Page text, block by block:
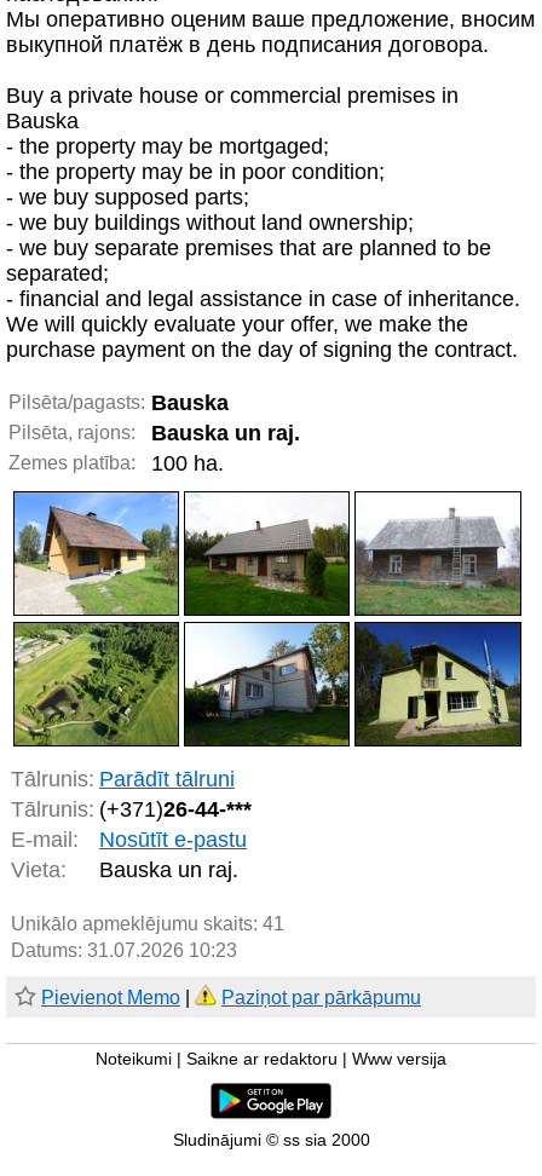
Мы оперативно оценим ваше предложение, вносим
выкупной платёж в день подписания договора.
Buy a private house or commercial premises in
Bauska
- the property may be mortgaged;
- the property may be in poor condition;
- we buy supposed parts;
- we buy buildings without land ownership;
- we buy separate premises that are planned to be
separated;
- financial and legal assistance in case of inheritance.
We will quickly evaluate your offer, we make the
purchase payment on the day of signing the contract.
Pilsēta/pagasts: Bauska
Pilsēta, rajons: Bauska un raj.
Zemes platība: 100 ha.
Tālrunis: Parādīt tālruni
Tālrunis: (+371)26-44-***
E-mail:
Nosūtīt e-pastu
Vieta:
Bauska un raj.
Unikālo apmeklējumu skaits: 41
Datums: 31.07.2026 10:23
Pievienot Memo Paziņot par pārkāpumu
Noteikumi Saikne ar redaktoru Www versija
Sludinājumi © ss sia 2000